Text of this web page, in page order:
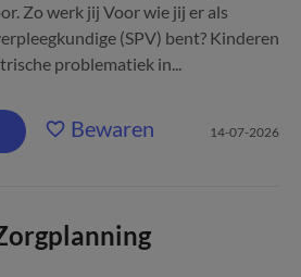
Zo werk jij Voor wie jij er als
(SPV) bent? Kinderen
problematiek in...
Bewaren 14-07-2026